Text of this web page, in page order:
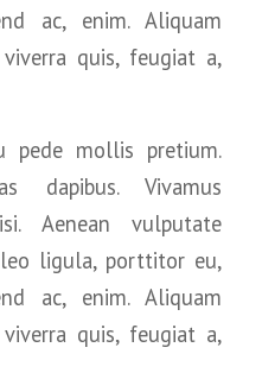
ac, enim. Aliquam
quis, feugiat a,
pede mollis pretium.
dapibus. Vivamus
Aenean vulputate
ligula, porttitor eu,
ac, enim. Aliquam
quis, feugiat a,